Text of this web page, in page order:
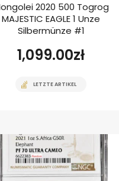
2020 500 Togrog
MAJESTIC EAGLE 1 Unze
Silbermünze #1
1,099.00zł
LETZTE ARTIKEL